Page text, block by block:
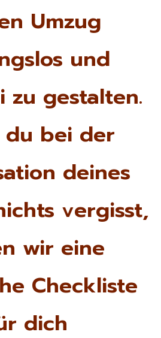
Umzug
und
zu gestalten.
du bei der
deines
vergisst,
wir eine
Checkliste
dich